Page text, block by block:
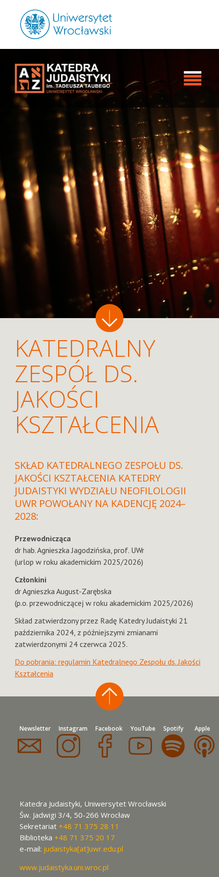
KATEDRALNY
ZESPÓŁ DS.
JAKOŚCI
KSZTAŁCENIA
SKŁAD KATEDRALNEGO ZESPOŁU DS.
JAKOŚCI KSZTAŁCENIA KATEDRY
JUDAISTYKI WYDZIAŁU NEOFILOLOGII
UWR POWOŁANY NA KADENCJĘ 2024–
2028:
Przewodnicząca
dr hab. Agnieszka Jagodzińska, prof. UWr
(urlop w roku akademickim 2025/2026)
Członkini
dr Agnieszka August-Zarębska
(p.o. przewodniczącej w roku akademickim 2025/2026)
Skład zatwierdzony przez Radę Katedry Judaistyki 21
października 2024, z późniejszymi zmianami
zatwierdzonymi 24 czerwca 2025.
Do pobrania: regulamin Katedralnego Zespołu ds. Jakości
Kształcenia
Newsletter Instagram Facebook YouTube Spotify Apple
Katedra Judaistyki, Uniwersytet Wrocławski
Św. Jadwigi 3/4, 50-266 Wrocław
Sekretariat +48 71 375 28 11
Biblioteka +48 71 375 20 17
e-mail: judaistyka[at]uwr.edu.pl
www.judaistyka.uni.wroc.pl